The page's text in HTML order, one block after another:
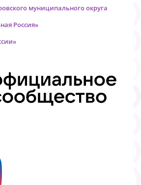
муниципального округа
Россия»